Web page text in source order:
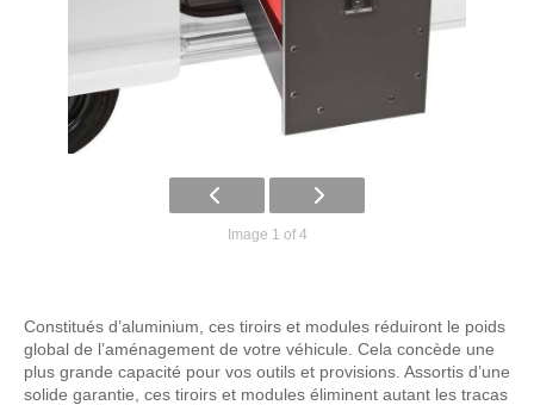
Image 1 of 4
Constitués d’aluminium, ces tiroirs et modules réduiront le poids
global de l’aménagement de votre véhicule. Cela concède une
plus grande capacité pour vos outils et provisions. Assortis d’une
solide garantie, ces tiroirs et modules éliminent autant les tracas